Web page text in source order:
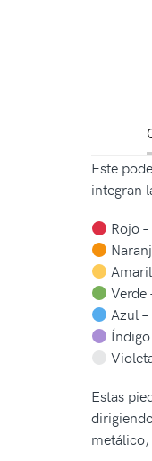
Este
integran
Rojo
Verde
Azul
Estas